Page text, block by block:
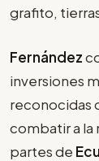
grafito,
Fernández
inversiones
reconocidas
combatir a la
partes de